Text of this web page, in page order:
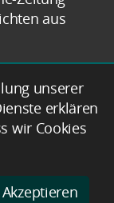
aus
unserer
erklären
wir Cookies
Akzeptieren